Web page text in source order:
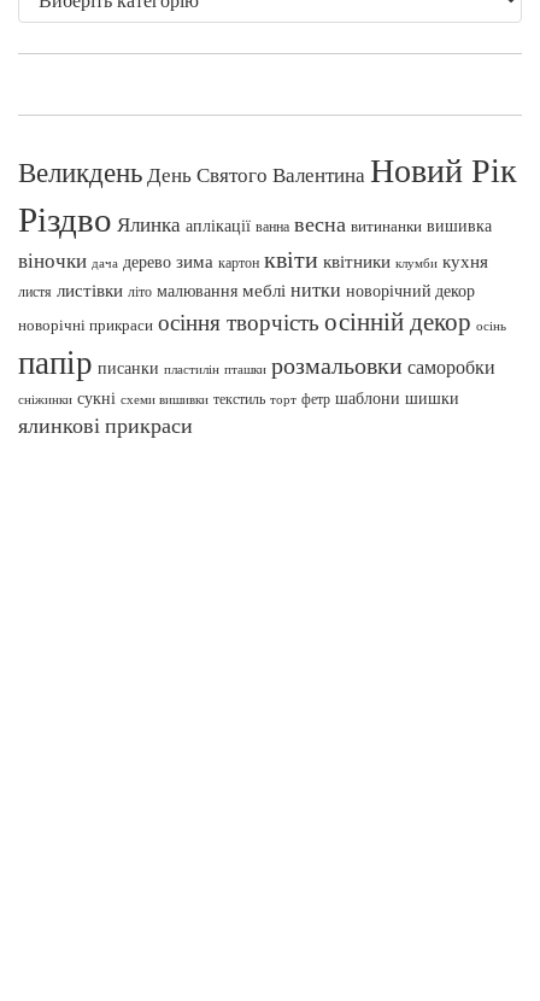
ВеликденьДень Святого ВалентинаНовий Рік
Різдво Ялинка аплікації ванна весна витинанки вишивка
віночки дача дерево зима картон квіти квітники клумби кухня
листя листівки літо малювання меблі нитки новорічний декор
новорічні прикраси осіння творчість осінній декор осінь
папір писанки пластилін пташки розмальовки саморобки
сніжинки сукні схеми вишивки текстиль торт фетр шаблони шишки
ялинкові прикраси